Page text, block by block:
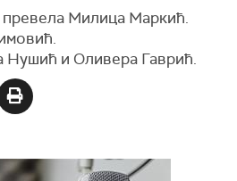
превела Милица Маркић.
Нушић и Оливера Гаврић.